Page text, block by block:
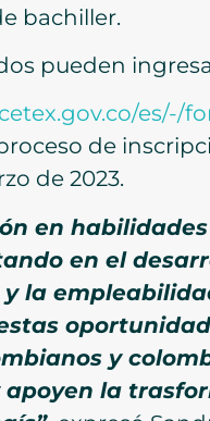
bachiller.
pueden
es/-/
de
de 2023.
en
en el
la
y
la